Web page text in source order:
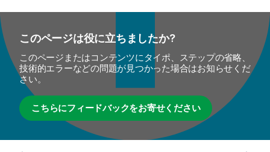
このページは役に立ちましたか?
このページまたはコンテンツにタイポ、ステップの省略、
技術的エラーなどの問題が見つかった場合はお知らせくだ
さい。
こちらにフィードバックをお寄せください